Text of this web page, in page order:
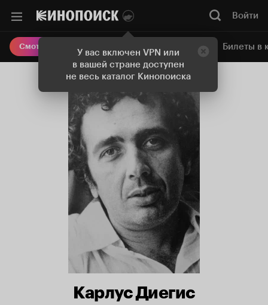
У вас включен VPN или
в вашей стране доступен
не весь каталог Кинопоиска
Войти
Смотреть кино Онлайн-кинотеатр Билеты в
Карлус Диегис